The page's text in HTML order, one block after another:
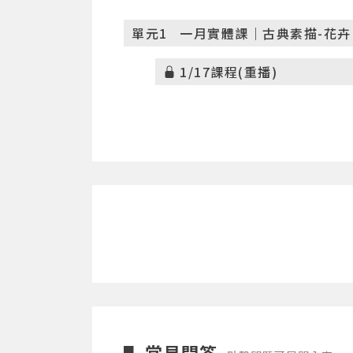
單元1 一月實體課｜古典素描-花
1/17課程(重播)